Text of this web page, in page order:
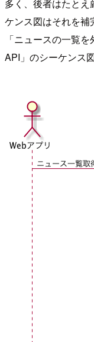
多く、後者はたと
ケンス図はそれを補
「ニュースの一覧
API」のシーケンス図